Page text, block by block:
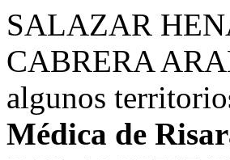
SALAZAR
CABRERA
algunos
Médica de